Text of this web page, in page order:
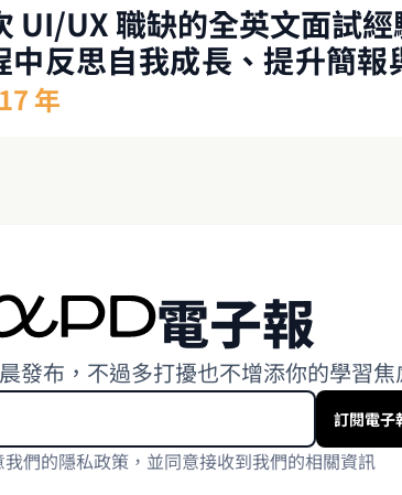
UI/UX 職缺的全英文面試
反思自我成長、提升簡
品設計師角色與 UI/UX
年
電子報
發布，不過多打擾也不增添你的學習焦
們的隱私政策，並同意接收到我們的相關資訊